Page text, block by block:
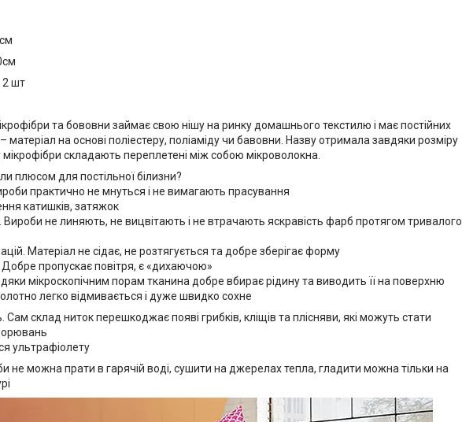
шт
та бововни займає свою нішу на ринку домашнього текстилю і має постійних
матеріал на основі поліестеру, поліаміду чи бавовни. Назву отримала завдяки розміру
складають переплетені між собою мікроволокна.
плюсом для постільної білизни?
практично не мнуться і не вимагають прасування
катишків, затяжок
Вироби не линяють, не вицвітають і не втрачають яскравість фарб протягом тривалого
Матеріал не сідає, не розтягується та добре зберігає форму
Добре пропускає повітря, є «дихаючою»
мікроскопічним порам тканина добре вбирає рідину та виводить її на поверхню
легко відмивається і дуже швидко сохне
Сам склад ниток перешкоджає появі грибків, кліщів та плісняви, які можуть стати
ультрафіолету
не можна прати в гарячій воді, сушити на джерелах тепла, гладити можна тільки на